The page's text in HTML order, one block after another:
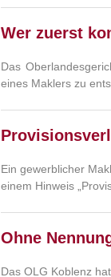
Wer zuerst
Das
eines Maklers zu
Ein gewerblicher
einem Hinweis
Ohne
Das OLG Koblenz